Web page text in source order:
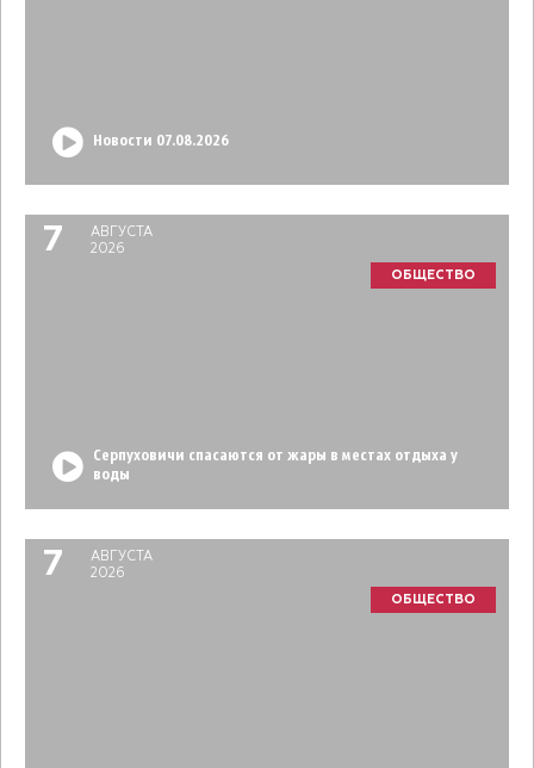
Новости 07.08.2026
7
АВГУСТА
2026
ОБЩЕСТВО
Серпуховичи спасаются от жары в местах отдыха у
воды
7
АВГУСТА
2026
ОБЩЕСТВО